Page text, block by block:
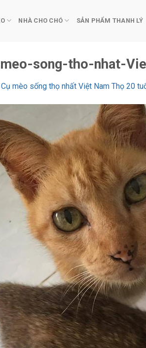
NHÀ CHO CHÓ SẢN PHẨM THANH LÝ
song-tho-nhat-
Cụ mèo sống thọ nhất Việt Nam Thọ 20